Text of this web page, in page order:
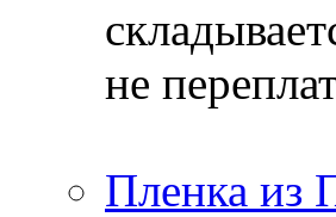
Пленка из